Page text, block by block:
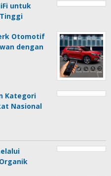
untuk
Otomotif
dengan
Kategori
Nasional